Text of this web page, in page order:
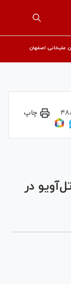
علیخانی اصفهان
چاپ
در